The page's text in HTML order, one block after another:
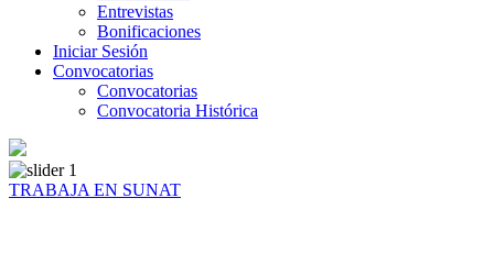
Entrevistas
Bonificaciones
Iniciar Sesión
Convocatorias
Convocatorias
Convocatoria Histórica
TRABAJA EN SUNAT